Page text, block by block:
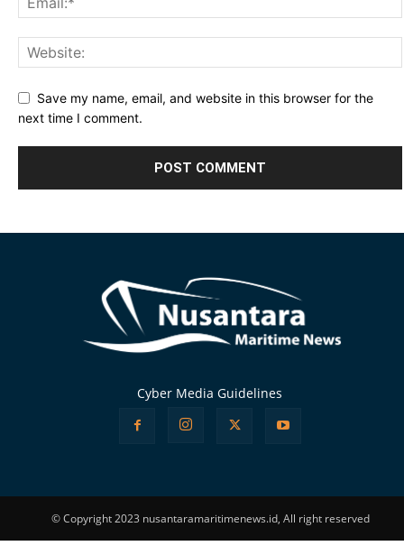
Save my name, email, and website in this browser for the
next time I comment.
Cyber Media Guidelines
© Copyright 2023 nusantaramaritimenews.id, All right reserved